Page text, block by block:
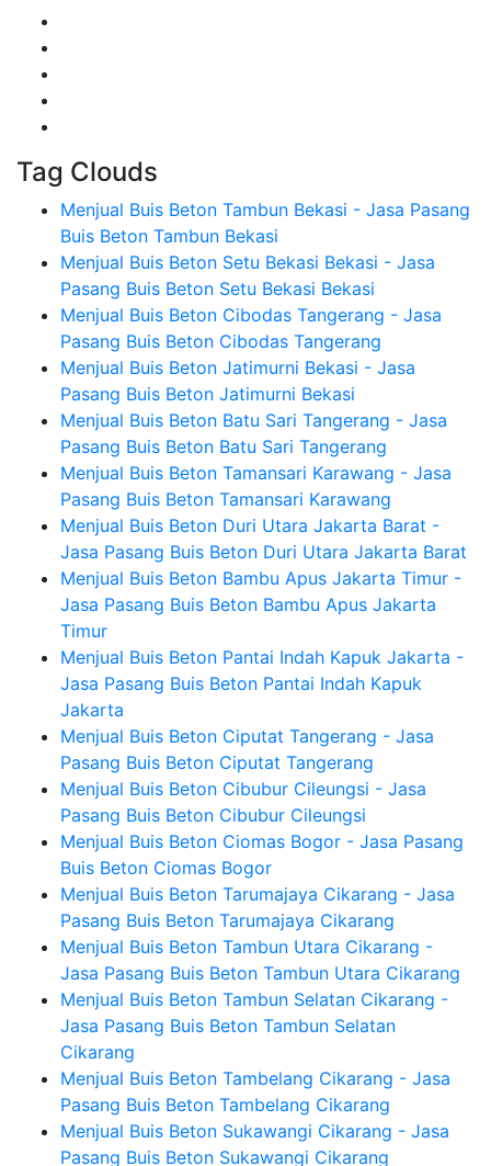
Tag Clouds
Menjual Buis Beton Tambun Bekasi - Jasa Pasang
Buis Beton Tambun Bekasi
Menjual Buis Beton Setu Bekasi Bekasi - Jasa
Pasang Buis Beton Setu Bekasi Bekasi
Menjual Buis Beton Cibodas Tangerang - Jasa
Pasang Buis Beton Cibodas Tangerang
Menjual Buis Beton Jatimurni Bekasi - Jasa
Pasang Buis Beton Jatimurni Bekasi
Menjual Buis Beton Batu Sari Tangerang - Jasa
Pasang Buis Beton Batu Sari Tangerang
Menjual Buis Beton Tamansari Karawang - Jasa
Pasang Buis Beton Tamansari Karawang
Menjual Buis Beton Duri Utara Jakarta Barat -
Jasa Pasang Buis Beton Duri Utara Jakarta Barat
Menjual Buis Beton Bambu Apus Jakarta Timur -
Jasa Pasang Buis Beton Bambu Apus Jakarta
Timur
Menjual Buis Beton Pantai Indah Kapuk Jakarta -
Jasa Pasang Buis Beton Pantai Indah Kapuk
Jakarta
Menjual Buis Beton Ciputat Tangerang - Jasa
Pasang Buis Beton Ciputat Tangerang
Menjual Buis Beton Cibubur Cileungsi - Jasa
Pasang Buis Beton Cibubur Cileungsi
Menjual Buis Beton Ciomas Bogor - Jasa Pasang
Buis Beton Ciomas Bogor
Menjual Buis Beton Tarumajaya Cikarang - Jasa
Pasang Buis Beton Tarumajaya Cikarang
Menjual Buis Beton Tambun Utara Cikarang -
Jasa Pasang Buis Beton Tambun Utara Cikarang
Menjual Buis Beton Tambun Selatan Cikarang -
Jasa Pasang Buis Beton Tambun Selatan
Cikarang
Menjual Buis Beton Tambelang Cikarang - Jasa
Pasang Buis Beton Tambelang Cikarang
Menjual Buis Beton Sukawangi Cikarang - Jasa
Pasang Buis Beton Sukawangi Cikarang